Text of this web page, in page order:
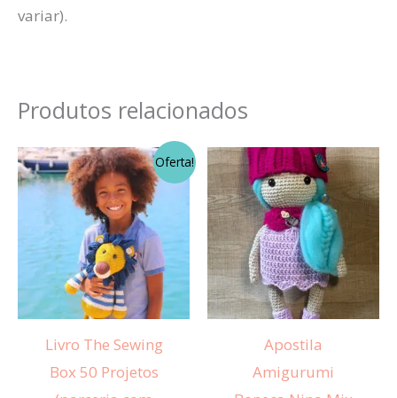
variar).
Produtos relacionados
Oferta!
Livro The Sewing
Box 50 Projetos
O
preço
original
era:
R$ 130,00.
O
preço
atual
R$ 60,00.
Apostila
Amigurumi